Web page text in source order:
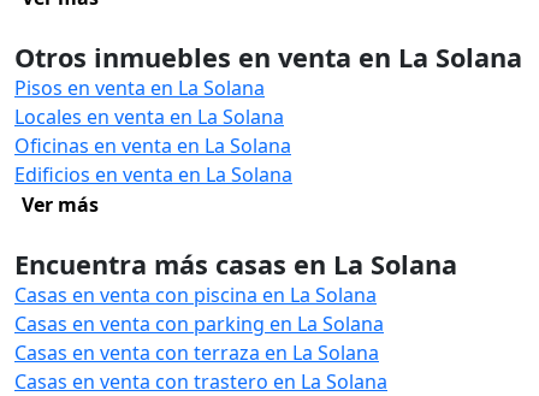
Otros inmuebles en venta en La Solana
Pisos en venta en La Solana
Locales en venta en La Solana
Oficinas en venta en La Solana
Edificios en venta en La Solana
Ver más
Encuentra más casas en La Solana
Casas en venta con piscina en La Solana
Casas en venta con parking en La Solana
Casas en venta con terraza en La Solana
Casas en venta con trastero en La Solana